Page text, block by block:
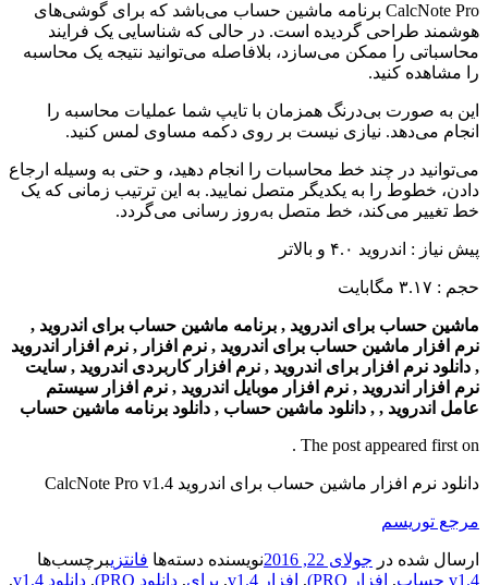
CalcNote Pro برنامه ماشین حساب می‌باشد که برای گوشی‌های
هوشمند طراحی گردیده است. در حالی که شناسایی یک فرایند
محاسباتی را ممکن می‌سازد، بلافاصله می‌توانید نتیجه یک محاسبه
را مشاهده کنید.
این به صورت بی‌درنگ همزمان با تایپ شما عملیات محاسبه را
انجام می‌دهد. نیازی نیست بر روی دکمه مساوی لمس کنید.
می‌توانید در چند خط محاسبات را انجام دهید، و حتی به وسیله ارجاع
دادن، خطوط را به یکدیگر متصل نمایید. به این ترتیب زمانی که یک
خط تغییر می‌کند، خط متصل به‌روز رسانی می‌گردد.
پیش نیاز : اندروید ۴.۰ و بالاتر
حجم : ۳.۱۷ مگابایت
ماشین حساب برای اندروید , برنامه ماشین حساب برای اندروید ,
نرم افزار ماشین حساب برای اندروید , نرم افزار , نرم افزار اندروید
, دانلود نرم افزار برای اندروید , نرم افزار کاربردی اندروید , سایت
نرم افزار اندروید , نرم افزار موبایل اندروید , نرم افزار سیستم
عامل اندروید , , دانلود ماشین حساب , دانلود برنامه ماشین حساب
The post appeared first on .
دانلود نرم افزار ماشین حساب برای اندروید CalcNote Pro v1.4
مرجع توریسم
ارسال شده در جولای 22, 2016 نویسنده دسته‌ها فانتزیبرچسب‌ها
v1.4 حساب
, افزار PRO) , افزار v1.4 , برای, دانلود PRO) , دانلود v1.4
,